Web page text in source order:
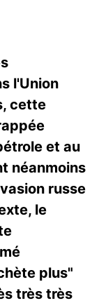
l'Union
cette
et au
néanmoins
russe
le
plus"
très très